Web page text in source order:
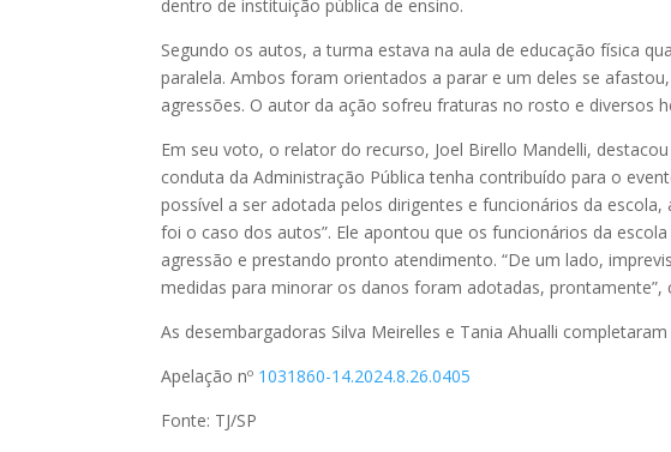
dentro de instituição pública de ensino.
Segundo os autos, a turma estava na aula de educação física
paralela. Ambos foram orientados a parar e um deles se
agressões. O autor da ação sofreu fraturas no rosto e
Em seu voto, o relator do recurso, Joel Birello Mandelli,
conduta da Administração Pública tenha contribuído para o
possível a ser adotada pelos dirigentes e funcionários da
foi o caso dos autos”. Ele apontou que os funcionários da
agressão e prestando pronto atendimento. “De um lado,
medidas para minorar os danos foram adotadas, prontamente”,
As desembargadoras Silva Meirelles e Tania Ahualli
Apelação nº 1031860-14.2024.8.26.0405
Fonte: TJ/SP